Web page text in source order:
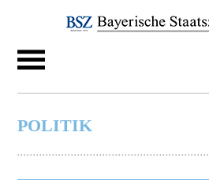
POLITIK